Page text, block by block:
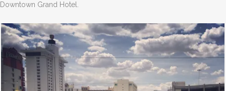
Downtown Grand Hotel.